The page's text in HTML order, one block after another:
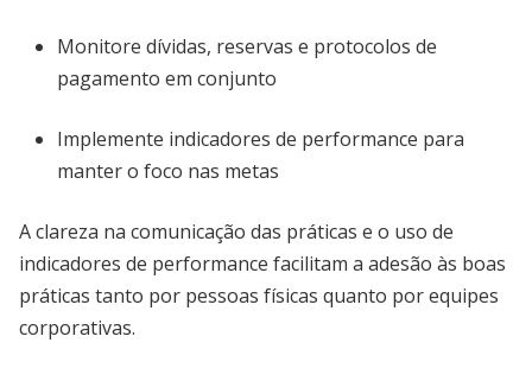
Monitore dívidas, reservas e protocolos de
pagamento em conjunto
Implemente indicadores de performance para
manter o foco nas metas
A clareza na comunicação das práticas e o uso de
indicadores de performance facilitam a adesão às boas
práticas tanto por pessoas físicas quanto por equipes
corporativas.